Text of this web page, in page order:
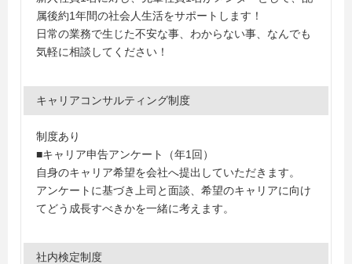
属後約1年間の社会人生活をサポートします！
日常の業務で生じた不安な事、わからない事、なんでも
気軽に相談してください！
キャリアコンサルティング制度
制度あり
■キャリア申告アンケート（年1回）
自身のキャリア希望を会社へ提出していただきます。
アンケートに基づき上司と面談、希望のキャリアに向け
てどう成長すべきかを一緒に考えます。
社内検定制度